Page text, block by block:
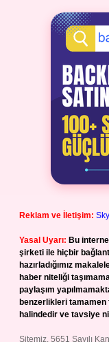
Reklam ve İletişim:
Yasal Uyarı: Bu
şirketi ile hiçbir
hazırladığımız
haber niteliği
paylaşım
benzerlikleri
halindedir ve tavsiye
Sitemiz, 5651 Sayılı